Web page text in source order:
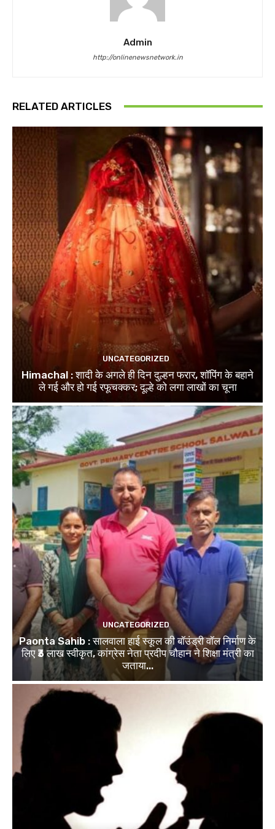
Admin
http://onlinenewsnetwork.in
RELATED ARTICLES
UNCATEGORIZED
Himachal : शादी के अगले ही दिन दुल्हन फरार, शॉपिंग के बहाने
ले गई और हो गई रफूचक्कर; दूल्हे को लगा लाखों का चूना
UNCATEGORIZED
Paonta Sahib : सालवाला हाई स्कूल की बॉउंड्री वॉल निर्माण के
लिए ₹3 लाख स्वीकृत, कांग्रेस नेता प्रदीप चौहान ने शिक्षा मंत्री का
जताया...